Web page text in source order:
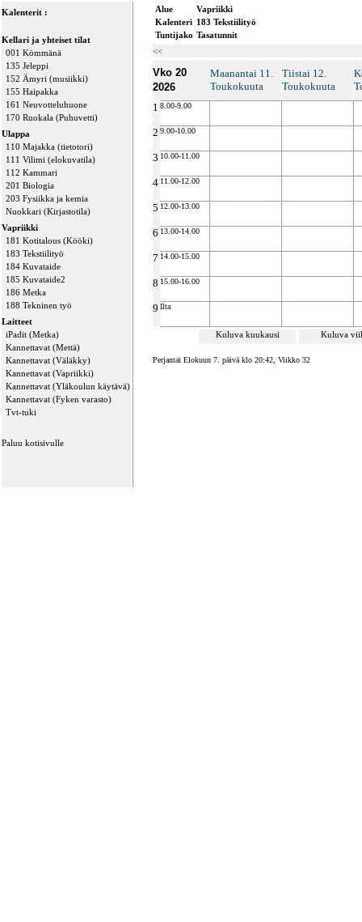
Kalenterit :
Kellari ja yhteiset tilat
001 Kömmänä
135 Jeleppi
152 Ämyri (musiikki)
155 Haipakka
161 Neuvotteluhuone
170 Ruokala (Puhuvetti)
Ulappa
110 Majakka (tietotori)
111 Vilimi (elokuvatila)
112 Kammari
201 Biologia
203 Fysiikka ja kemia
Nuokkari (Kirjastotila)
Vapriikki
181 Kotitalous (Kööki)
183 Tekstiilityö
184 Kuvataide
185 Kuvataide2
186 Metka
188 Tekninen työ
Laitteet
iPadit (Metka)
Kannettavat (Mettä)
Kannettavat (Väläkky)
Kannettavat (Vapriikki)
Kannettavat (Yläkoulun käytävä)
Kannettavat (Fyken varasto)
Tvt-tuki
Paluu kotisivulle
Alue
Vapriikki
Kalenteri 183 Tekstiilityö
Tuntijako Tasatunnit
<<
Vko 20
2026
Maanantai 11.
Toukokuuta
Tiistai 12.
Toukokuuta
1 8.00-9.00
2 9.00-10.00
3 10.00-11.00
4 11.00-12.00
5 12.00-13.00
6 13.00-14.00
7 14.00-15.00
8 15.00-16.00
9 Ilta
Kuluva kuukausi Kuluva
Perjantai Elokuun 7. päivä klo 20:42, Viikko 32